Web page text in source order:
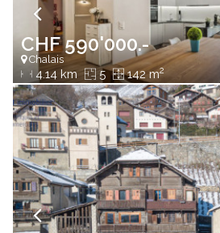
CHF 590'000.-
Chalais
4.14 km 5 142 m2